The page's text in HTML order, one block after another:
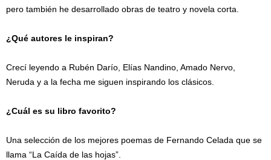
pero también he desarrollado obras de teatro y novela corta.
¿Qué autores le inspiran?
Crecí leyendo a Rubén Darío, Elías Nandino, Amado Nervo,
Neruda y a la fecha me siguen inspirando los clásicos.
¿Cuál es su libro favorito?
Una selección de los mejores poemas de Fernando Celada que se
llama “La Caída de las hojas”.